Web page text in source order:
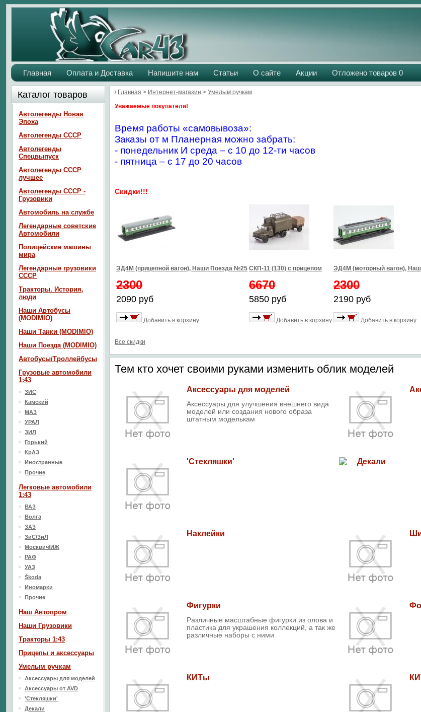
Главная Оплата и Доставка Напишите нам Статьи О сайте Акции Отложено товаров 0
/ Главная > Интернет-магазин > Умелым ручкам
Уважаемые покупатели!
Время работы «самовывоза»:
Заказы от м Планерная можно забрать:
- понедельник И среда – с 10 до 12-ти часов
- пятница – с 17 до 20 часов
Скидки!!!
ЭД4М (прицепной вагон), Наши Поезда №25
2300
2090 руб
Добавить в корзину
СКП-11 (130) с прицепом
6670
5850 руб
Добавить в корзину
ЭД4М (моторный вагон),
2300
2190 руб
Добавить в корзину
Все скидки
Тем кто хочет своими руками изменить облик моделей
Аксессуары для моделей
Аксессуары для улучшения внешнего вида
моделей или создания нового образа
штатным моделькам
'Стекляшки' Декали
Наклейки
Фигурки
Различные масштабные фигурки из олова и
пластика для украшения коллекций, а так же
различные наборы с ними
КИТы
Каталог товаров
Автолегенды Новая
Эпоха
Автолегенды СССР
Автолегенды
Спецвыпуск
Автолегенды СССР
лучшее
Автолегенды СССР -
Грузовики
Автомобиль на службе
Легендарные советские
Автомобили
Полицейские машины
мира
Легендарные грузовики
СССР
Тракторы. История,
люди
Наши Автобусы
(MODIMIO)
Наши Танки (MODIMIO)
Наши Поезда (MODIMIO)
Автобусы/Троллейбусы
Грузовые автомобили
1:43
ЗИС
Камский
МАЗ
УРАЛ
ЗИЛ
Горький
КрАЗ
Иностранные
Прочие
Легковые автомобили
1:43
ВАЗ
Волга
ЗАЗ
ЗиС/ЗиЛ
Москвич/ИЖ
РАФ
УАЗ
Škoda
Иномарки
Прочие
Наш Aвтопром
Наши Грузовики
Тракторы 1:43
Прицепы и аксессуары
Умелым ручкам
Аксессуары для моделей
Аксессуары от AVD
'Стекляшки'
Декали